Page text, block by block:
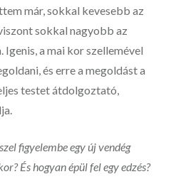
már, sokkal kevesebb az
sokkal nagyobb az
Igenis, a mai kor szellemével
és erre a megoldást a
testet átdolgoztató,
figyelembe egy új vendég
És hogyan épül fel egy edzés?